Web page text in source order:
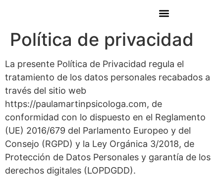
Política de privacidad
La presente Política de Privacidad regula el
tratamiento de los datos personales recabados a
través del sitio web
https://paulamartinpsicologa.com, de
conformidad con lo dispuesto en el Reglamento
(UE) 2016/679 del Parlamento Europeo y del
Consejo (RGPD) y la Ley Orgánica 3/2018, de
Protección de Datos Personales y garantía de los
derechos digitales (LOPDGDD).